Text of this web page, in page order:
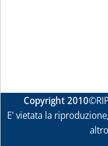
Copyright 2010
E' vietata la